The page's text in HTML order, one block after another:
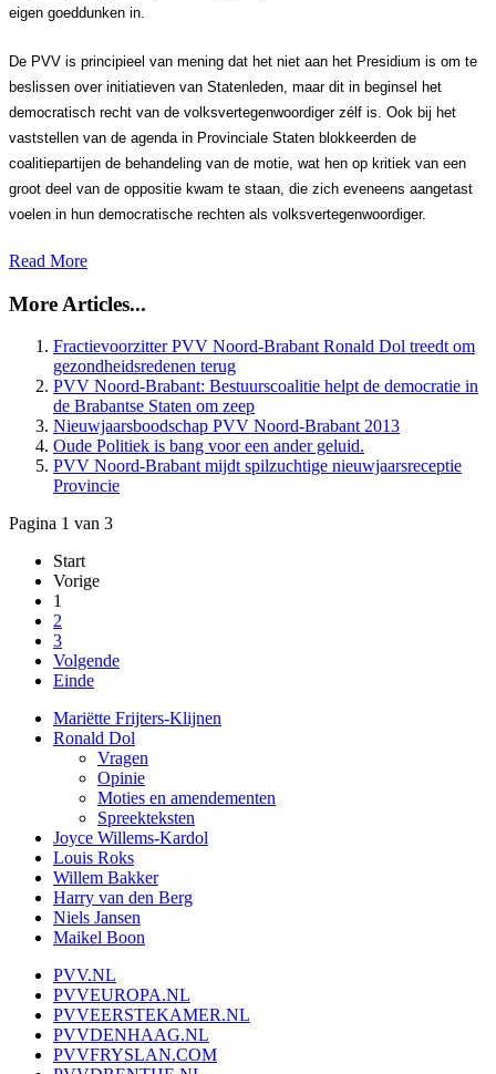
eigen goeddunken in.
De PVV is principieel van mening dat het niet aan het Presidium is om te
beslissen over initiatieven van Statenleden, maar dit in beginsel het
democratisch recht van de volksvertegenwoordiger zélf is. Ook bij het
vaststellen van de agenda in Provinciale Staten blokkeerden de
coalitiepartijen de behandeling van de motie, wat hen op kritiek van een
groot deel van de oppositie kwam te staan, die zich eveneens aangetast
voelen in hun democratische rechten als volksvertegenwoordiger.
Read More
More Articles...
Fractievoorzitter PVV Noord-Brabant Ronald Dol treedt om
gezondheidsredenen terug
PVV Noord-Brabant: Bestuurscoalitie helpt de democratie in
de Brabantse Staten om zeep
Nieuwjaarsboodschap PVV Noord-Brabant 2013
Oude Politiek is bang voor een ander geluid.
PVV Noord-Brab​ant mijdt spilzuchtige nieuwjaarsreceptie
Provincie
Pagina 1 van 3
Start
Vorige
1
2
3
Volgende
Einde
Mariëtte Frijters-Klijnen
Ronald Dol
Vragen
Opinie
Moties en amendementen
Spreekteksten
Joyce Willems-Kardol
Louis Roks
Willem Bakker
Harry van den Berg
Niels Jansen
Maikel Boon
PVV.NL
PVVEUROPA.NL
PVVEERSTEKAMER.NL
PVVDENHAAG.NL
PVVFRYSLAN.COM